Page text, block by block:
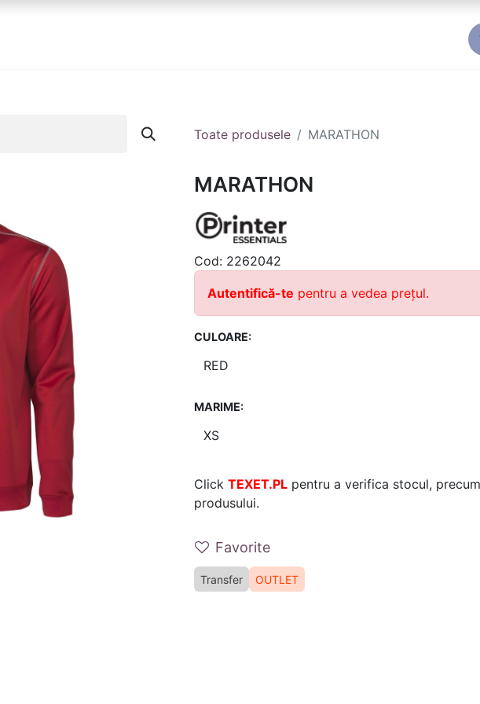
Toate produsele MARATHON
MARATHON
Cod: 2262042
Autentifică-te pentru a vedea prețul.
CULOARE:
MARIME:
Click TEXET.PL pentru a verifica stocul,
produsului.
Favorite
Transfer OUTLET